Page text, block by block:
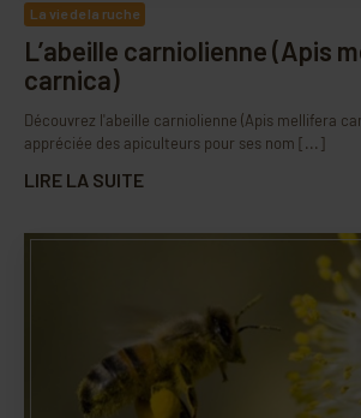
La vie de la ruche
L’abeille carniolienne (Apis
carnica)
Découvrez l'abeille carniolienne (Apis mellifera
appréciée des apiculteurs pour ses nom [...]
LIRE LA SUITE